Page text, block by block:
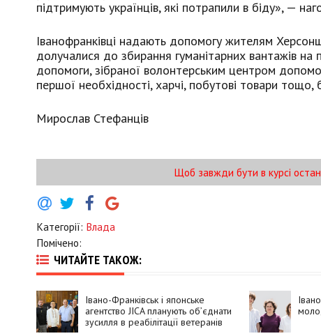
підтримують українців, які потрапили в біду», —
Іванофранківці надають допомогу жителям
долучалися до збирання гуманітарних вантажів
допомоги, зібраної волонтерським центром
першої необхідності, харчі, побутові товари
Мирослав Стефанців
Щоб завжди бути в курсі
Категорії: Влада
Помічено:
ЧИТАЙТЕ ТАКОЖ:
Івано-Франківськ і японське
агентство JICA планують об’єднати
зусилля в реабілітації ветеранів